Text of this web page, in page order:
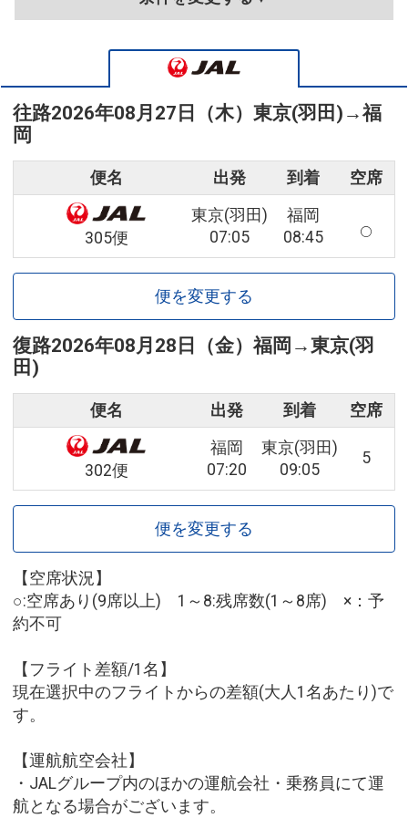
往路2026年08月27日（木） 東京(羽田) →福
岡
便名 出発 到着 空席
305便
東京(羽田)
07:05
福岡
08:45
便を変更する
復路2026年08月28日（金）福岡 →東京(羽
田)
便名 出発 到着 空席
302便
福岡
07:20
東京(羽田)
09:05
5
便を変更する
【空席状況】
○:空席あり(9席以上) 1～8:残席数(1～8席) ×：予
約不可
【フライト差額/1名】
現在選択中のフライトからの差額(大人1名あたり)で
す。
【運航航空会社】
・JALグループ内のほかの運航会社・乗務員にて運
航となる場合がございます。